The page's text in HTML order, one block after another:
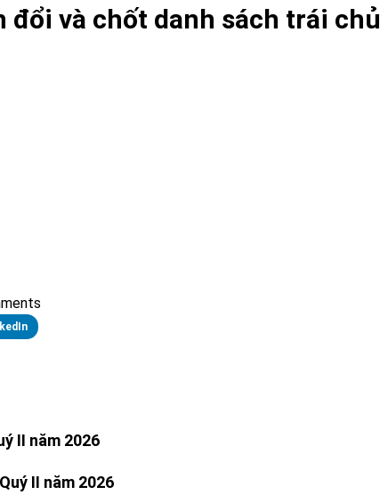
đổi và chốt danh sách trái chủ
II năm 2026
II năm 2026